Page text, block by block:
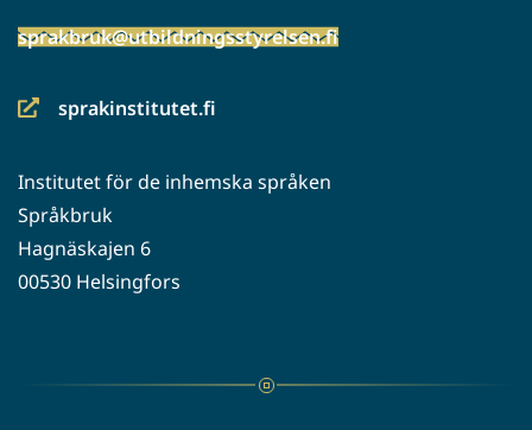
sprakbruk@utbildningsstyrelsen.fi
sprakinstitutet.fi
(siirryt
palveluun)
Institutet för de inhemska språken
Språkbruk
Hagnäskajen 6
00530 Helsingfors